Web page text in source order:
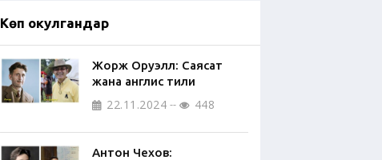
Көп окулгандар
Жорж Оруэлл: Саясат
жана англис тили
22.11.2024 448
Антон Чехов: